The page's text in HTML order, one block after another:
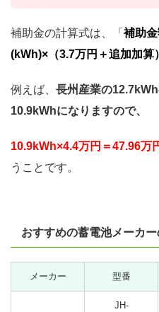
補助金の計算式は、「 補助
(kWh)×（3.7万円＋追加加算）
例えば、 長州産業の
10.9kWhになりますので、
10.9kWh×4.4万円＝47.96万
うことです。
おすすめの蓄電池メーカ
メーカー 型番
JH-